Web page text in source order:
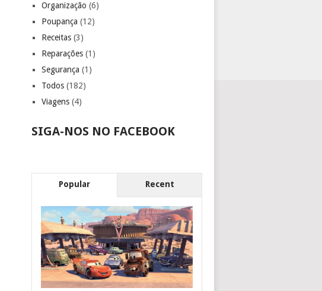
Organização (6)
Poupança (12)
Receitas (3)
Reparações (1)
Segurança (1)
Todos (182)
Viagens (4)
SIGA-NOS NO FACEBOOK
Popular Recent